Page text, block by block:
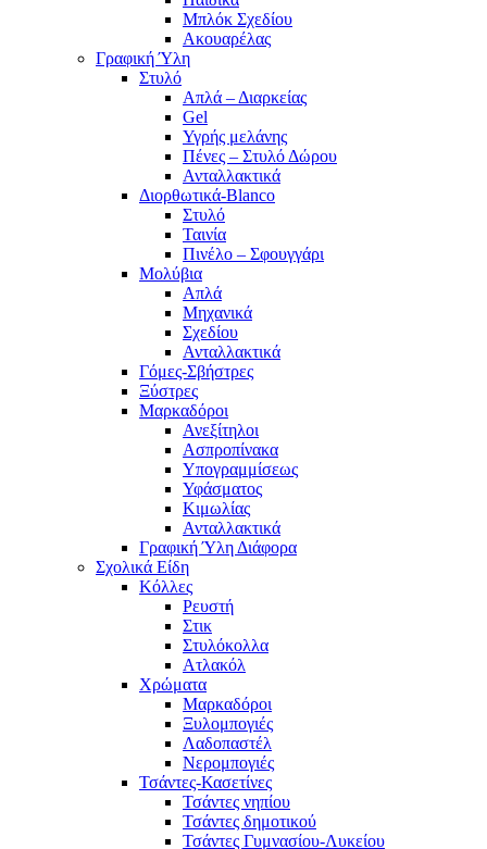
Μπλόκ Σχεδίου
Ακουαρέλας
Γραφική Ύλη
Στυλό
Απλά – Διαρκείας
Gel
Υγρής μελάνης
Πένες – Στυλό Δώρου
Ανταλλακτικά
Διορθωτικά-Blanco
Στυλό
Ταινία
Πινέλο – Σφουγγάρι
Μολύβια
Απλά
Μηχανικά
Σχεδίου
Ανταλλακτικά
Γόμες-Σβήστρες
Ξύστρες
Μαρκαδόροι
Ανεξίτηλοι
Ασπροπίνακα
Υπογραμμίσεως
Υφάσματος
Κιμωλίας
Ανταλλακτικά
Γραφική Ύλη Διάφορα
Σχολικά Είδη
Κόλλες
Ρευστή
Στικ
Στυλόκολλα
Ατλακόλ
Χρώματα
Μαρκαδόροι
Ξυλομπογιές
Λαδοπαστέλ
Νερομπογιές
Τσάντες-Κασετίνες
Τσάντες νηπίου
Τσάντες δημοτικού
Τσάντες Γυμνασίου-Λυκείου